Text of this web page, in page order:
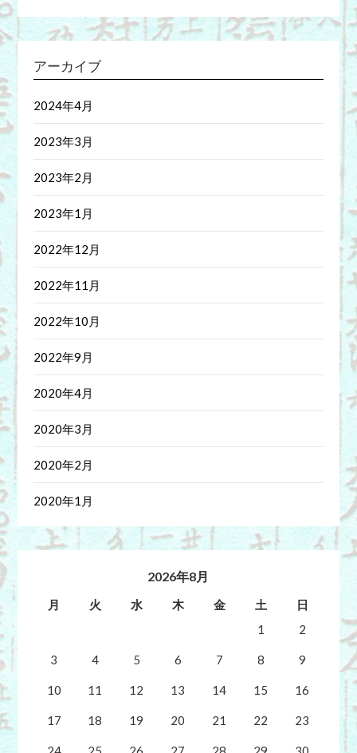
アーカイブ
2024年4月
2023年3月
2023年2月
2023年1月
2022年12月
2022年11月
2022年10月
2022年9月
2020年4月
2020年3月
2020年2月
2020年1月
2026年8月
月 火 水 木 金 土
日
1
2
3 4 5 6 7 8 9
10 11 12 13 14 15 16
17 18 19 20 21 22 23